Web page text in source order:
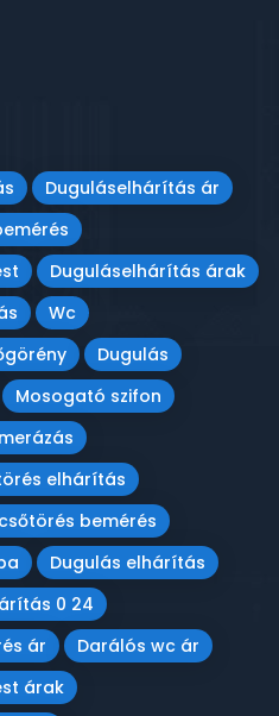
Duguláselhárítás ár
Duguláselhárítás árak
Wc
Dugulás
Mosogató szifon
elhárítás
bemérés
Dugulás elhárítás
0 24
ár
Darálós wc ár
árak